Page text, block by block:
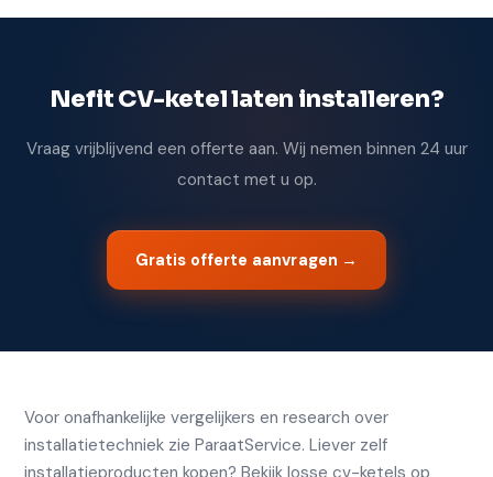
Nefit CV-ketel laten installeren?
Vraag vrijblijvend een offerte aan. Wij nemen binnen 24 uur
contact met u op.
Gratis offerte aanvragen →
Voor onafhankelijke vergelijkers en research over
installatietechniek zieParaatService. Liever zelf
installatieproducten kopen? Bekijk lossecv-ketels op